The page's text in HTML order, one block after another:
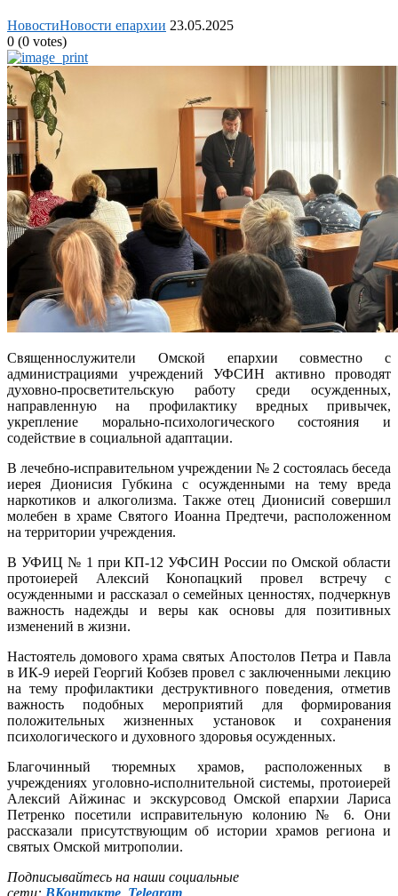
НовостиНовости епархии 23.05.2025
0 (0 votes)
Священнослужители Омской епархии совместно с
администрациями учреждений УФСИН активно проводят
духовно-просветительскую работу среди осужденных,
направленную на профилактику вредных привычек,
укрепление морально-психологического состояния и
содействие в социальной адаптации.
В лечебно-исправительном учреждении № 2 состоялась беседа
иерея Дионисия Губкина с осужденными на тему вреда
наркотиков и алкоголизма. Также отец Дионисий совершил
молебен в храме Святого Иоанна Предтечи, расположенном
на территории учреждения.
В УФИЦ № 1 при КП-12 УФСИН России по Омской области
протоиерей Алексий Конопацкий провел встречу с
осужденными и рассказал о семейных ценностях, подчеркнув
важность надежды и веры как основы для позитивных
изменений в жизни.
Настоятель домового храма святых Апостолов Петра и Павла
в ИК-9 иерей Георгий Кобзев провел с заключенными лекцию
на тему профилактики деструктивного поведения, отметив
важность подобных мероприятий для формирования
положительных жизненных установок и сохранения
психологического и духовного здоровья осужденных.
Благочинный тюремных храмов, расположенных в
учреждениях уголовно-исполнительной системы, протоиерей
Алексий Айжинас и экскурсовод Омской епархии Лариса
Петренко посетили исправительную колонию № 6. Они
рассказали присутствующим об истории храмов региона и
святых Омской митрополии.
Подписывайтесь на наши социальные
сети: ВКонтакте Telegram